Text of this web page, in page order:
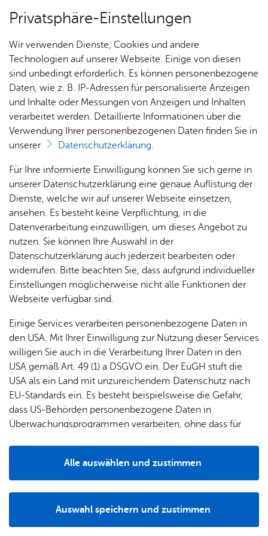
Ver­an­stal­tun­gen
Strand­bad
Vor­le­sen
Ver­an­stal­tun­gen im Strand­
bad Fried­richs­ha­fen
Alle Ver­an­stal­tun­gen in ganz Fried­richs­ha­fen fin­
den Sie jetzt noch über­sicht­li­cher unter
ka­len­der.​fri​edri​chsh​afen.​de.
Erweiterte Suche
Sams­tag, 08. Au­gust 2026 , 10:00 Uhr – 11:00 Uhr, Strand­bad
Fried­richs­ha­fen
Yoga im Strand­bad
Strand­bad Fried­richs­ha­fen
Spar­kas­sen­plan­schen mit SUP-Ver­leih
Strand­bad Fried­richs­ha­fen
Yoga im Strand­bad
Privatsphäre-Einstellungen
Wir verwenden Dienste, Cookies und andere
Technologien auf unserer Webseite. Einige von diesen
sind unbedingt erforderlich. Es können personenbezogene
Daten, wie z. B. IP-Adressen für personalisierte Anzeigen
und Inhalte oder Messungen von Anzeigen und Inhalten
verarbeitet werden. Detaillierte Informationen über die
Verwendung Ihrer personenbezogenen Daten finden Sie in
unserer
Datenschutzerklärung.
Für Ihre informierte Einwilligung können Sie sich gerne in
unserer Datenschutzerklärung eine genaue Auflistung der
Dienste, welche wir auf unserer Webseite einsetzen,
ansehen. Es besteht keine Verpflichtung, in die
Datenverarbeitung einzuwilligen, um dieses Angebot zu
nutzen. Sie können Ihre Auswahl in der
Datenschutzerklärung auch jederzeit bearbeiten oder
widerrufen. Bitte beachten Sie, dass aufgrund individueller
Einstellungen möglicherweise nicht alle Funktionen der
Webseite verfügbar sind.
Einige Services verarbeiten personenbezogene Daten in
den USA. Mit Ihrer Einwilligung zur Nutzung dieser Services
willigen Sie auch in die Verarbeitung Ihrer Daten in den
USA gemäß Art. 49 (1) a DSGVO ein. Der EuGH stuft die
USA als ein Land mit unzureichendem Datenschutz nach
EU-Standards ein. Es besteht beispielsweise die Gefahr,
dass US-Behörden personenbezogene Daten in
Überwachungsprogrammen verarbeiten, ohne dass für
Auswahl speichern und zustimmen
Alle auswählen und zustimmen